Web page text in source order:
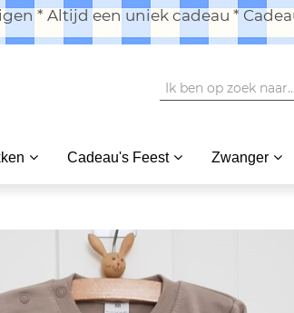
* Altijd een uniek cadeau *
Cadeau's Feest Zwanger